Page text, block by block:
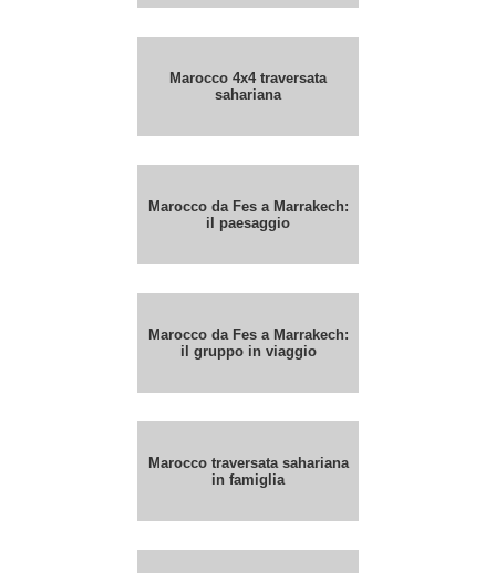
Marocco 4x4 traversata
sahariana
Marocco da Fes a Marrakech:
il paesaggio
Marocco da Fes a Marrakech:
il gruppo in viaggio
Marocco traversata sahariana
in famiglia